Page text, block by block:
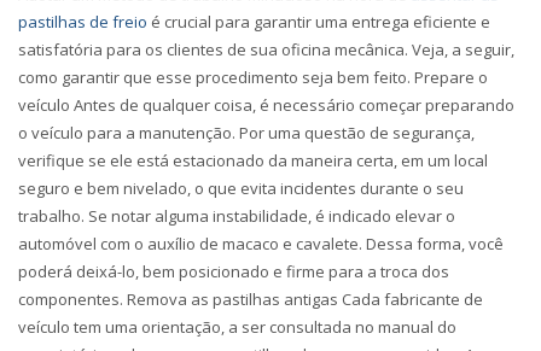
pastilhas de freio é crucial para garantir uma entrega eficiente e
satisfatória para os clientes de sua oficina mecânica. Veja, a seguir,
como garantir que esse procedimento seja bem feito. Prepare o
veículo Antes de qualquer coisa, é necessário começar preparando
o veículo para a manutenção. Por uma questão de segurança,
verifique se ele está estacionado da maneira certa, em um local
seguro e bem nivelado, o que evita incidentes durante o seu
trabalho. Se notar alguma instabilidade, é indicado elevar o
automóvel com o auxílio de macaco e cavalete. Dessa forma, você
poderá deixá-lo, bem posicionado e firme para a troca dos
componentes. Remova as pastilhas antigas Cada fabricante de
veículo tem uma orientação, a ser consultada no manual do